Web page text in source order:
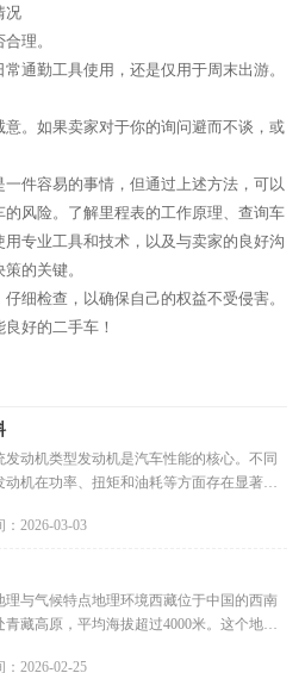
况
理。
通勤工具使用，还是仅用于周末出游。
。如果卖家对于你的询问避而不谈，或
件容易的事情，但通过上述方法，可以
风险。了解里程表的工作原理、查询车
专业工具和技术，以及与卖家的良好沟
的关键。
细检查，以确保自己的权益不受侵害。
好的二手车！
发动机类型发动机是汽车性能的核心。不同
动机在功率、扭矩和油耗等方面存在显著差
入气缸，功率输出
2026-03-03
理与气候特点地理环境西藏位于中国的西南
青藏高原，平均海拔超过4000米。这个地区
2026-02-25